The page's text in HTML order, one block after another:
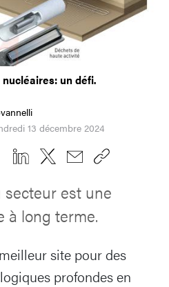
un défi.
13 décembre 2024
secteur est une
à long terme.
site pour des
profondes en